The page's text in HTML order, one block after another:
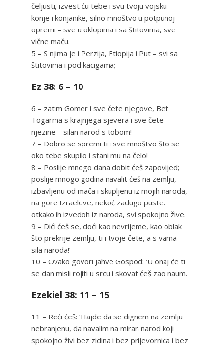
čeljusti, izvest ću tebe i svu tvoju vojsku –
konje i konjanike, silno mnoštvo u potpunoj
opremi – sve u oklopima i sa štitovima, sve
vične maču.
5 – S njima je i Perzija, Etiopija i Put – svi sa
štitovima i pod kacigama;
Ez 38: 6 – 10
6 – zatim Gomer i sve čete njegove, Bet
Togarma s krajnjega sjevera i sve čete
njezine – silan narod s tobom!
7 – Dobro se spremi ti i sve mnoštvo što se
oko tebe skupilo i stani mu na čelo!
8 – Poslije mnogo dana dobit ćeš zapovijed;
poslije mnogo godina navalit ćeš na zemlju,
izbavljenu od mača i skupljenu iz mojih naroda,
na gore Izraelove, nekoć zadugo puste:
otkako ih izvedoh iz naroda, svi spokojno žive.
9 – Dići ćeš se, doći kao nevrijeme, kao oblak
što prekrije zemlju, ti i tvoje čete, a s vama
sila naroda!’
10 – Ovako govori Jahve Gospod: ‘U onaj će ti
se dan misli rojiti u srcu i skovat ćeš zao naum.
Ezekiel 38: 11 – 15
11 – Reći ćeš: ‘Hajde da se dignem na zemlju
nebranjenu, da navalim na miran narod koji
spokojno živi bez zidina i bez prijevornica i bez